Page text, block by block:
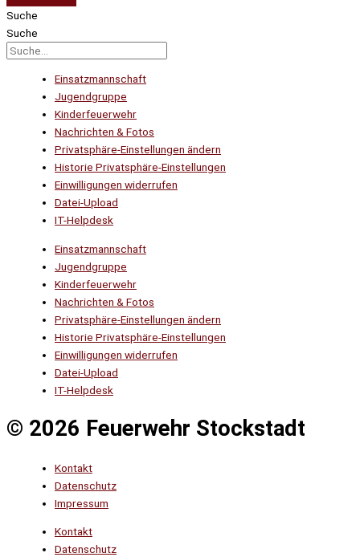
Suche
Suche
Einsatzmannschaft
Jugendgruppe
Kinderfeuerwehr
Nachrichten & Fotos
Privatsphäre-Einstellungen ändern
Historie Privatsphäre-Einstellungen
Einwilligungen widerrufen
Datei-Upload
IT-Helpdesk
Einsatzmannschaft
Jugendgruppe
Kinderfeuerwehr
Nachrichten & Fotos
Privatsphäre-Einstellungen ändern
Historie Privatsphäre-Einstellungen
Einwilligungen widerrufen
Datei-Upload
IT-Helpdesk
© 2026 Feuerwehr Stockstadt
Kontakt
Datenschutz
Impressum
Kontakt
Datenschutz